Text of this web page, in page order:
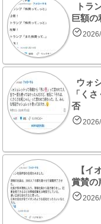
トラ
巨額の
ウォ
「く
否
【イ
賞賛の